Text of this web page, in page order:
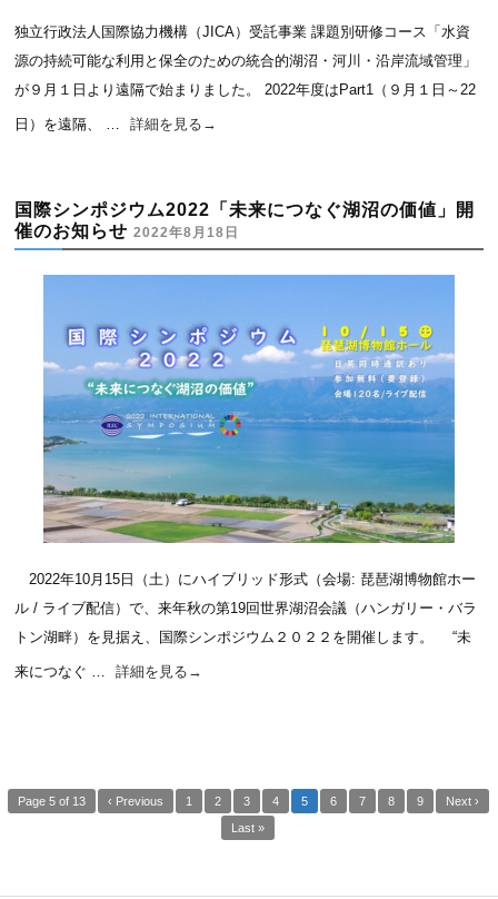
独立行政法人国際協力機構（JICA）受託事業 課題別研修コース「水資
源の持続可能な利用と保全のための統合的湖沼・河川・沿岸流域管理」
が９月１日より遠隔で始まりました。 2022年度はPart1（９月１日～22
日）を遠隔、 … 詳細を見る →
国際シンポジウム2022「未来につなぐ湖沼の価値」開
催のお知らせ 2022年8月18日
2022年10月15日（土）にハイブリッド形式（会場: 琵琶湖博物館ホー
ル / ライブ配信）で、来年秋の第19回世界湖沼会議（ハンガリー・バラ
トン湖畔）を見据え、国際シンポジウム２０２２を開催します。 “未
来につなぐ … 詳細を見る →
Page 5 of 13 ‹ Previous 1 2 3 4 5 6 7 8 9
Next ›
Last »